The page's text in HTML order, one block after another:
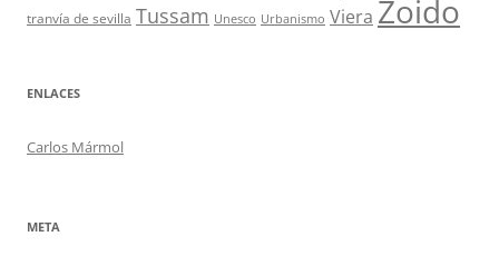
tranvía de sevilla Tussam Unesco Urbanismo Viera Zoido
ENLACES
Carlos Mármol
META